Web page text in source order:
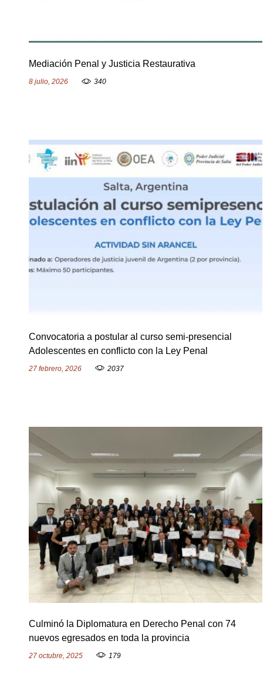
Mediación Penal y Justicia Restaurativa
8 julio, 2026 340
Convocatoria a postular al curso semi-presencial
Adolescentes en conflicto con la Ley Penal
27 febrero, 2026 2037
Culminó la Diplomatura en Derecho Penal con 74
nuevos egresados en toda la provincia
27 octubre, 2025 179